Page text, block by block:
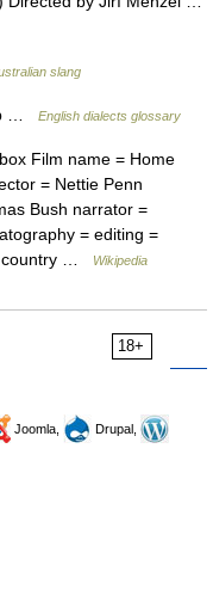
slang
… English dialects glossary
Film name = Home
= Nettie Penn
Bush narrator =
= editing =
country …
Wikipedia
18+
Joomla,
Drupal,